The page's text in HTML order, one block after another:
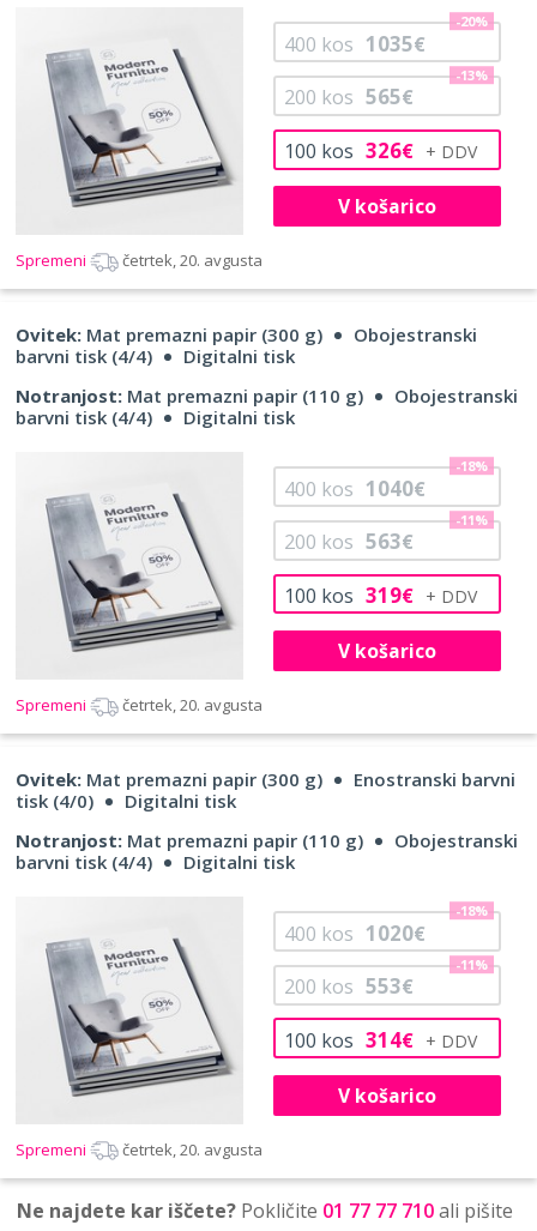
100 kos 326€
200 kos 565€
-13%
400 kos 1035€
-20%
V košarico
Spremeni četrtek, 20. avgusta
Ovitek: Mat premazni papir (300 g)
Obojestranski
barvni tisk (4/4)
Digitalni tisk
Notranjost: Mat premazni papir (110 g)
Obojestranski
barvni tisk (4/4)
Digitalni tisk
100 kos 319€
200 kos 563€
-11%
400 kos 1040€
-18%
V košarico
Spremeni četrtek, 20. avgusta
Ovitek: Mat premazni papir (300 g)
Enostranski barvni
tisk (4/0)
Digitalni tisk
Notranjost: Mat premazni papir (110 g)
Obojestranski
barvni tisk (4/4)
Digitalni tisk
100 kos 314€
200 kos 553€
-11%
400 kos 1020€
-18%
V košarico
Spremeni četrtek, 20. avgusta
Ne najdete kar iščete? Pokličite 01 77 77 710ali pišite